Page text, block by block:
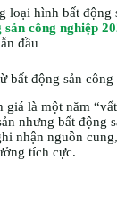
loại hình bất động
sản công nghiệp
đầu
bất động sản công
giá là một năm
nhưng bất động
nhận nguồn
tích cực.